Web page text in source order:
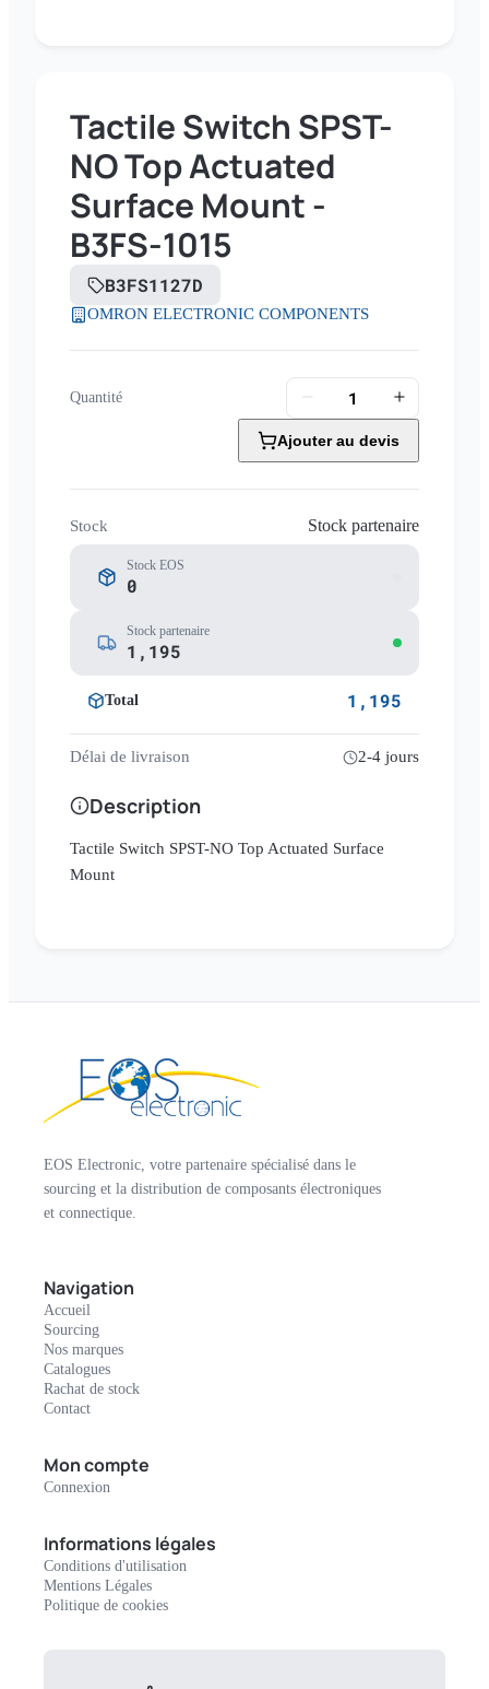
Tactile Switch SPST-
NO Top Actuated
Surface Mount -
B3FS-1015
B3FS1127D
OMRON ELECTRONIC COMPONENTS
Quantité
Ajouter au devis
Stock Stock partenaire
Stock EOS
0
Stock partenaire
1,195
Total 1,195
Délai de livraison 2-4 jours
Description
Tactile Switch SPST-NO Top Actuated Surface
Mount
EOS Electronic, votre partenaire spécialisé dans le
sourcing et la distribution de composants électroniques
et connectique.
Navigation
Accueil
Sourcing
Nos marques
Catalogues
Rachat de stock
Contact
Mon compte
Connexion
Informations légales
Conditions d'utilisation
Mentions Légales
Politique de cookies